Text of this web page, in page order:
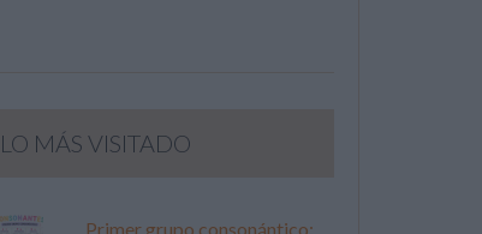
LO MÁS VISITADO
Primer grupo consonántico: